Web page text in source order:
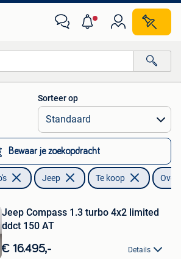
Alle afstanden…
Sorteer op
Bewaar je zoekopdracht
Jeep Te koop
Jeep Compass 1.3 turbo 4x2 limited
ddct 150 AT
€ 16.495,- Details